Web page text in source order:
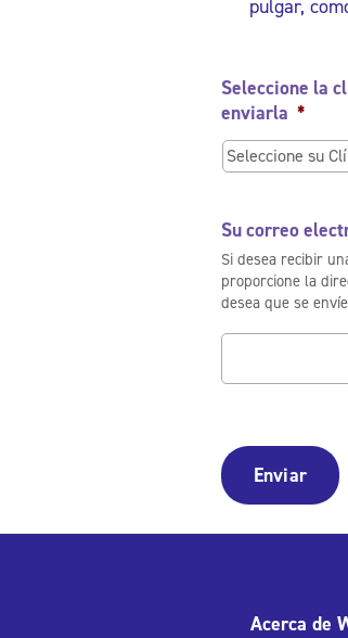
pulgar,
Seleccione la
enviarla *
Su correo
Si desea recibir
proporcione la
desea que se
Acerca de